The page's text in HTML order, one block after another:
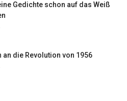
Gedichte schon auf das Weiß
an die Revolution von 1956